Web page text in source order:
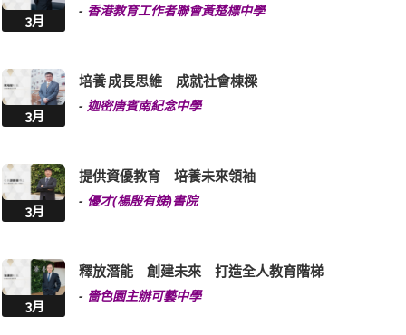
3月
- 香港教育工作者聯會黃楚標中學
3月
培養 成長思維 成就社會棟樑
- 迦密唐賓南紀念中學
3月
提供資優教育 培養未來領袖
- 優才(楊殷有娣)書院
3月
釋放潛能 創建未來 打造全人教育階梯
- 嗇色園主辦可藝中學